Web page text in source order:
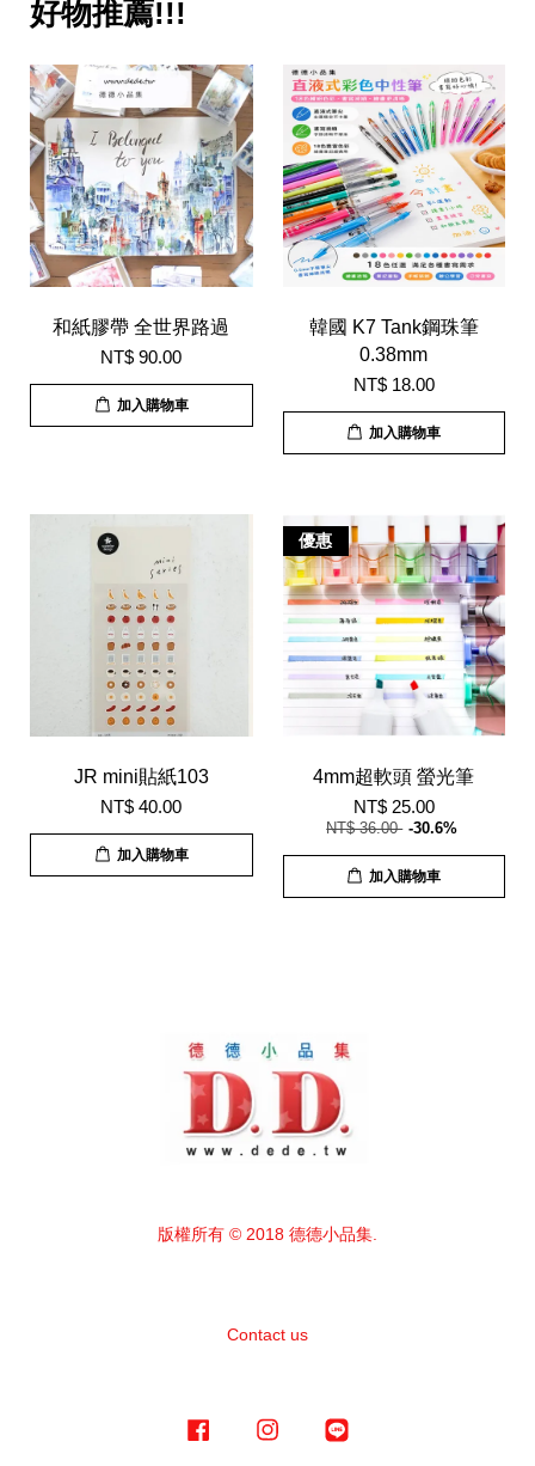
好物推薦!!!
和紙膠帶 全世界路過
NT$ 90.00
加入購物車
韓國 K7 Tank鋼珠筆
0.38mm
NT$ 18.00
加入購物車
JR mini貼紙103
NT$ 40.00
加入購物車
優惠
4mm超軟頭 螢光筆
NT$ 25.00
NT$ 36.00 -30.6%
加入購物車
版權所有 © 2018 德德小品集.
Contact us
Facebook Instagram